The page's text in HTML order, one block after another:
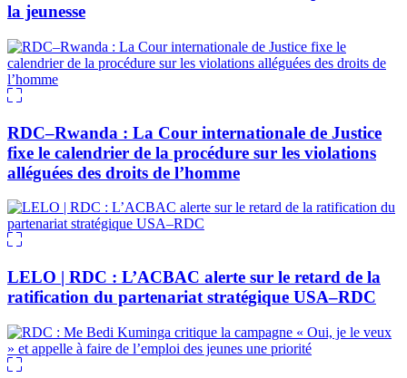
la jeunesse
RDC–Rwanda : La Cour internationale de Justice
fixe le calendrier de la procédure sur les violations
alléguées des droits de l’homme
LELO | RDC : L’ACBAC alerte sur le retard de la
ratification du partenariat stratégique USA–RDC